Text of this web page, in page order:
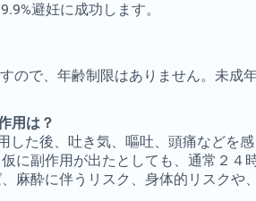
避妊に成功します。
ので、年齢制限はありません。未成
用は？
した後、吐き気、嘔吐、頭痛など
に副作用が出たとしても、通常２
麻酔に伴うリスク、身体的リスクや